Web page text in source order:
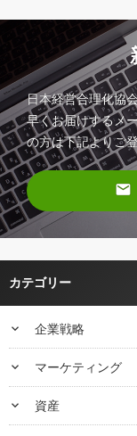
日本経営合理化協
早くお届けするメ
の方は下記よりご
email
カテゴリー
keyboard_arrow_down 企業戦略
keyboard_arrow_down マーケティング
keyboard_arrow_down 資産